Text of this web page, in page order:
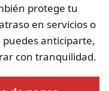
protege tu
en servicios o
anticiparte,
con tranquilidad.